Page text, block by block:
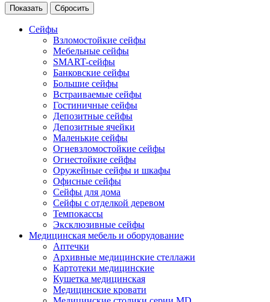
Сейфы
Взломостойкие сейфы
Мебельные сейфы
SMART-сейфы
Банковские сейфы
Большие сейфы
Встраиваемые сейфы
Гостиничные сейфы
Депозитные сейфы
Депозитные ячейки
Маленькие сейфы
Огневзломостойкие сейфы
Огнестойкие сейфы
Оружейные сейфы и шкафы
Офисные сейфы
Сейфы для дома
Сейфы с отделкой деревом
Темпокассы
Эксклюзивные сейфы
Медицинская мебель и оборудование
Аптечки
Архивные медицинские стеллажи
Картотеки медицинские
Кушетка медицинская
Медицинские кровати